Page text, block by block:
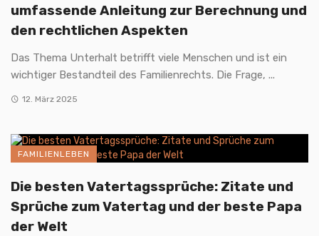
umfassende Anleitung zur Berechnung und
den rechtlichen Aspekten
Das Thema Unterhalt betrifft viele Menschen und ist ein
wichtiger Bestandteil des Familienrechts. Die Frage, ...
12. März 2025
FAMILIENLEBEN
Die besten Vatertagssprüche: Zitate und
Sprüche zum Vatertag und der beste Papa
der Welt